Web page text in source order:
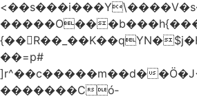
{��
��=p#
]r^��c�����m��d�
�������Có­